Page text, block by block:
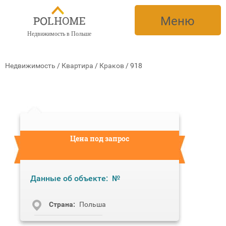
Недвижимость в Польше
Меню
Недвижимость / Квартира / Краков /918
Цена под запрос
Данные об объекте: №
Cтрана: Польша